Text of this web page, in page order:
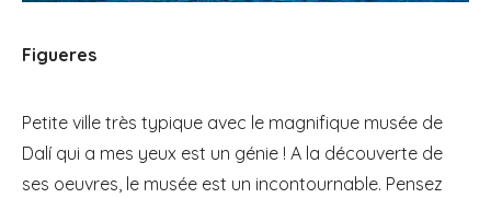
Figueres
Petite ville très typique avec le magnifique musée de
Dalí qui a mes yeux est un génie ! A la découverte de
ses oeuvres, le musée est un incontournable. Pensez